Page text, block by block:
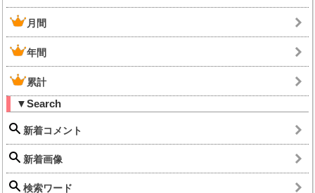
月間
年間
累計
▼Search
新着コメント
新着画像
検索ワード